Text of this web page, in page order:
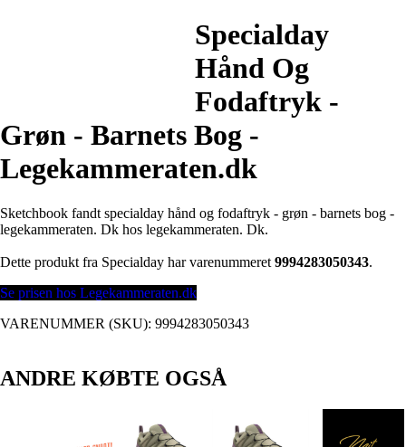
Specialday
Hånd Og
Fodaftryk -
Grøn - Barnets Bog -
Legekammeraten.dk
Sketchbook fandt specialday hånd og fodaftryk - grøn - barnets bog -
legekammeraten. Dk hos legekammeraten. Dk.
Dette produkt fra Specialday har varenummeret 9994283050343.
Se prisen hos Legekammeraten.dk
VARENUMMER (SKU): 9994283050343
ANDRE KØBTE OGSÅ